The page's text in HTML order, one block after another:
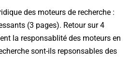
des moteurs de recherche :
(3 pages). Retour sur 4
la responsablité des moteurs en
sont-ils repsonsables des